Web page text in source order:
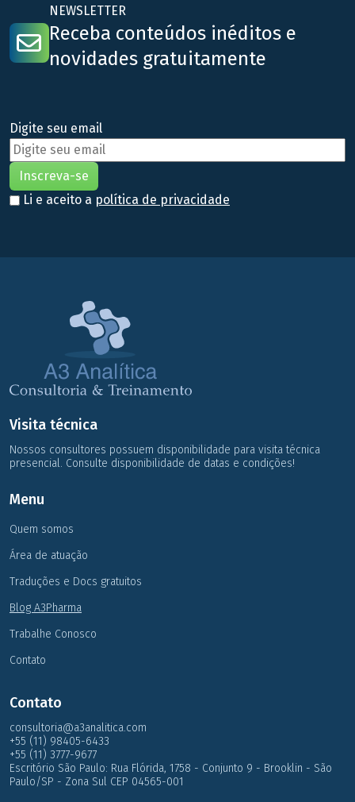
NEWSLETTER
Receba conteúdos inéditos e
novidades gratuitamente
Digite seu email
Li e aceito a política de privacidade
Visita técnica
Nossos consultores possuem disponibilidade para visita técnica
presencial. Consulte disponibilidade de datas e condições!
Menu
Quem somos
Área de atuação
Traduções e Docs gratuitos
Blog A3Pharma
Trabalhe Conosco
Contato
Contato
consultoria@a3analitica.com
+55 (11) 98405-6433
+55 (11) 3777-9677
Escritório São Paulo: Rua Flórida, 1758 - Conjunto 9 - Brooklin - São
Paulo/SP - Zona Sul CEP 04565-001